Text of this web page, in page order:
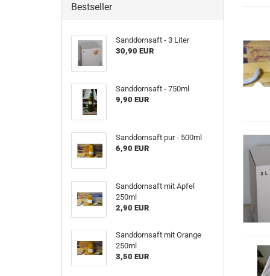
Bestseller
Sanddornsaft - 3 Liter
30,90 EUR
Sanddornsaft - 750ml
9,90 EUR
Sanddornsaft pur - 500ml
6,90 EUR
Sanddornsaft mit Apfel
250ml
2,90 EUR
Sanddornsaft mit Orange
250ml
3,50 EUR